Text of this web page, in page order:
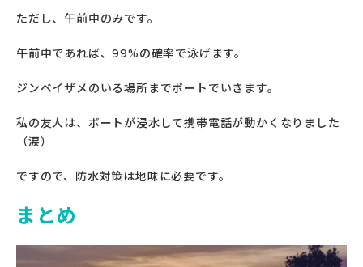
ただし、午前中のみです。
午前中であれば、99%の確率で泳げます。
ジンベイザメのいる場所までボートでいきます。
私の友人は、ボートが浸水して携帯電話が動かくなりました
（涙）
ですので、防水対策は地味に必要です。
まとめ